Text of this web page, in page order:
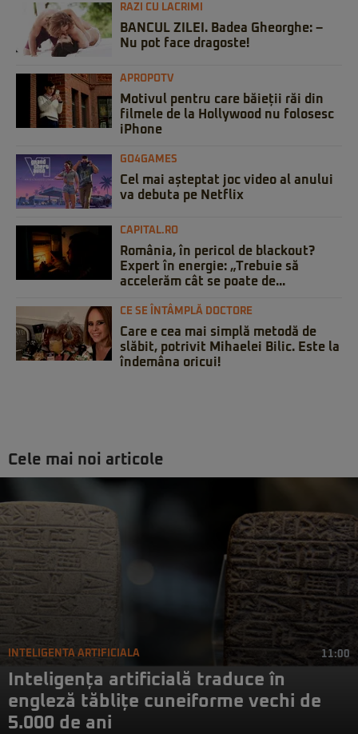
RAZI CU LACRIMI
BANCUL ZILEI. Badea Gheorghe: –
Nu pot face dragoste!
APROPOTV
Motivul pentru care băieții răi din
filmele de la Hollywood nu folosesc
iPhone
GO4GAMES
Cel mai așteptat joc video al anului
va debuta pe Netflix
CAPITAL.RO
România, în pericol de blackout?
Expert în energie: „Trebuie să
accelerăm cât se poate de...
CE SE ÎNTÂMPLĂ DOCTORE
Care e cea mai simplă metodă de
slăbit, potrivit Mihaelei Bilic. Este la
îndemâna oricui!
Cele mai noi articole
INTELIGENTA ARTIFICIALA 11:00
Inteligența artificială traduce în
engleză tăblițe cuneiforme vechi de
5.000 de ani